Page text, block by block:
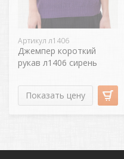
Артикул л1406
Джемпер короткий
рукав л1406 сирень
Показать цену